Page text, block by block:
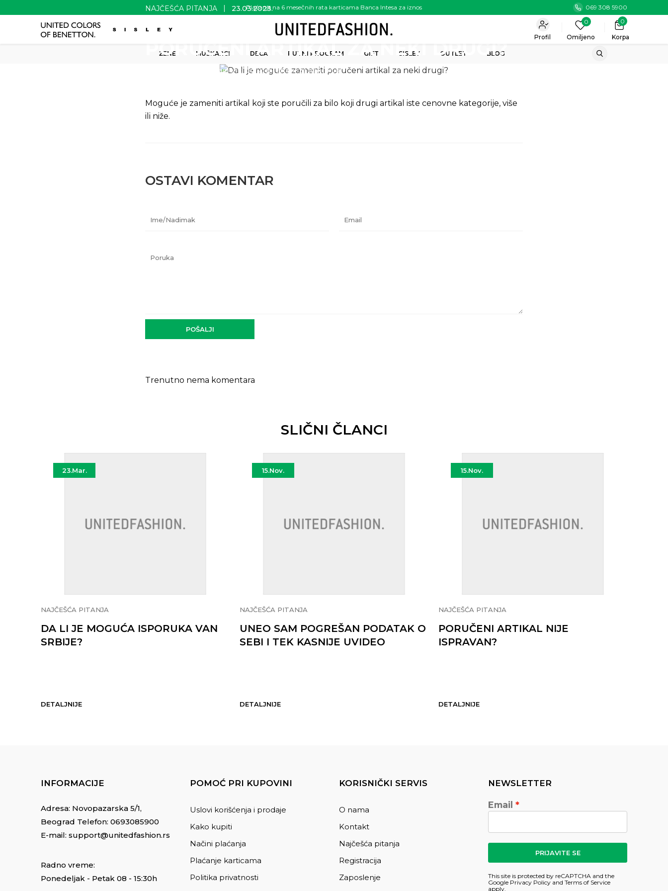
Plaćanje na 6 mesečnih rata karticama Banca Intesa za iznos
preko 6.000.00 rsd
069 308 5900
Korpa
0
0
Omiljeno
Profil
ŽENE MUŠKARCI DECA PUTNI PROGRAM GIFT SISLEY OUTLET BLOG
Da li je moguće zameniti poručeni artikal za neki drugi?
NAJČEŠĆA PITANJA 23.03.2023.
DA LI JE MOGUĆE ZAMENITI
PORUČENI ARTIKAL ZA NEKI DRUGI?
Moguće je zameniti artikal koji ste poručili za bilo koji drugi artikal iste cenovne kategorije, više
ili niže.
OSTAVI KOMENTAR
Ime/Nadimak Email
Poruka
POŠALJI
Trenutno nema komentara
SLIČNI ČLANCI
23.Mar.
NAJČEŠĆA PITANJA
DA LI JE MOGUĆA ISPORUKA VAN
SRBIJE?
DETALJNIJE
15.Nov.
NAJČEŠĆA PITANJA
UNEO SAM POGREŠAN PODATAK O
SEBI I TEK KASNIJE UVIDEO
DETALJNIJE
15.Nov.
NAJČEŠĆA PITANJA
PORUČENI ARTIKAL NIJE
ISPRAVAN?
DETALJNIJE
INFORMACIJE
Adresa: Novopazarska 5/1,
Beograd Telefon: 0693085900
E-mail: support@unitedfashion.rs
Radno vreme:
Ponedeljak - Petak 08 - 15:30h
POMOĆ PRI KUPOVINI
Uslovi korišćenja i prodaje
Kako kupiti
Načini plaćanja
Plaćanje karticama
Politika privatnosti
KORISNIČKI SERVIS
O nama
Kontakt
Najčešća pitanja
Registracija
Zaposlenje
NEWSLETTER
Email
PRIJAVITE SE
This site is protected by reCAPTCHA and the
Google Privacy Policy and Terms of Service
apply.